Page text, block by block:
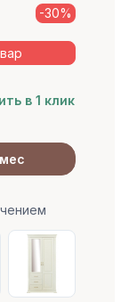
-30%
в 1 клик